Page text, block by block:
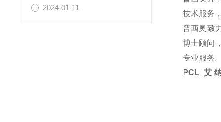
2024-01-11
技术服务
普西奥致
博士顾问
专业服务
PCL 艾